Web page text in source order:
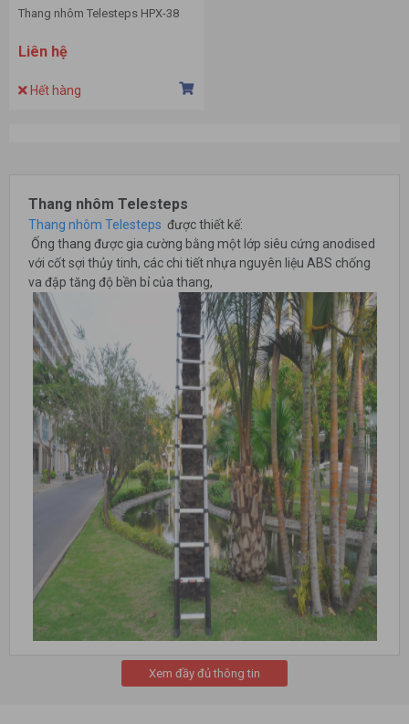
Thang nhôm Telesteps HPX-38
Liên hệ
Hết hàng
Thang nhôm Telesteps
Thang nhôm Telesteps được thiết kế:
Ống thang được gia cường bằng một lớp siêu cứng anodised
với cốt sợi thủy tinh, các chi tiết nhựa nguyên liệu ABS chống
va đập tăng độ bền bỉ của thang,
Nhỏ gọn và dễ dàng để vận chuyển với tay cầm tích hợp
(Compact & easy to transport with integrated carrying
Xem đầy đủ thông tin